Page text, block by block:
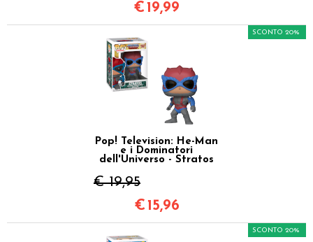
€ 19,99
Pop! Television: He-Man
e i Dominatori
dell'Universo - Stratos
€ 19,95
SCONTO 20%
€ 15,96
SCONTO 20%